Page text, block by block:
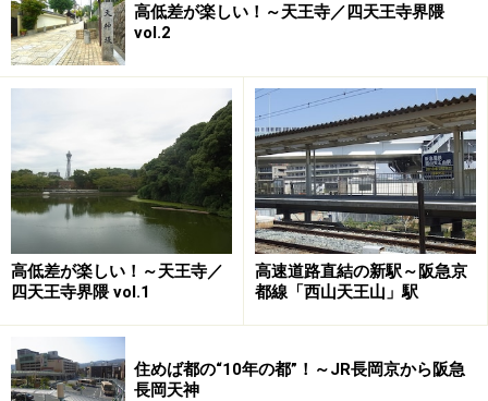
高低差が楽しい！～天王寺／四天王寺界隈
vol.2
高低差が楽しい！～天王寺／
四天王寺界隈 vol.1
高速道路直結の新駅～阪急京
都線「西山天王山」駅
住めば都の“10年の都”！～JR長岡京から阪急
長岡天神